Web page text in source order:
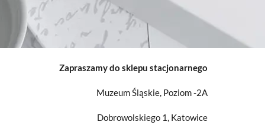
Zapraszamy do sklepu stacjonarnego
Muzeum Śląskie, Poziom -2A
Dobrowolskiego 1, Katowice